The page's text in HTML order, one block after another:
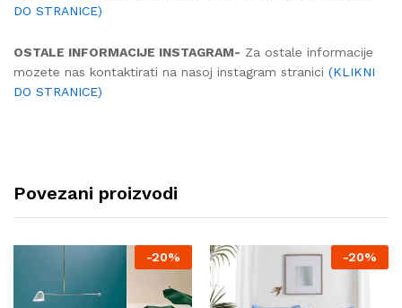
DO STRANICE)
OSTALE INFORMACIJE INSTAGRAM- Za ostale informacije
mozete nas kontaktirati na nasoj instagram stranici (KLIKNI
DO STRANICE)
Povezani proizvodi
-20% -20%